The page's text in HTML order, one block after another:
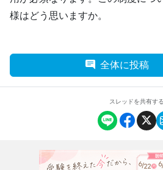
様はどう思いますか。
全体に投稿
スレッドを共有する